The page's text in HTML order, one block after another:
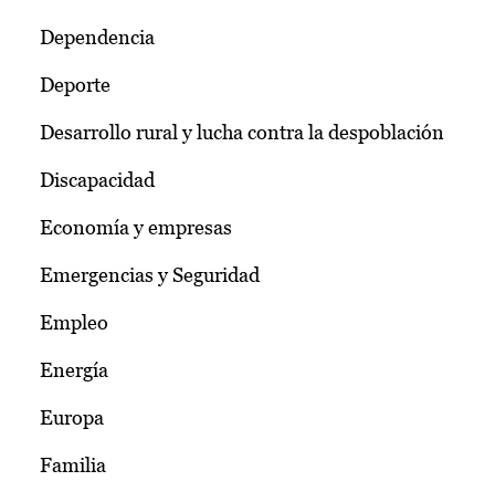
Dependencia
Deporte
Desarrollo rural y lucha contra la despoblación
Discapacidad
Economía y empresas
Emergencias y Seguridad
Empleo
Energía
Europa
Familia